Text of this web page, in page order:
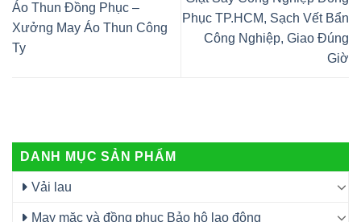
Áo Thun Đồng Phục –
Xưởng May Áo Thun Công
Ty
Phục TP.HCM, Sạch Vết Bẩn
Công Nghiệp, Giao Đúng
Giờ
DANH MỤC SẢN PHẨM
Vải lau
May mặc và đồng phục Bảo hộ lao động